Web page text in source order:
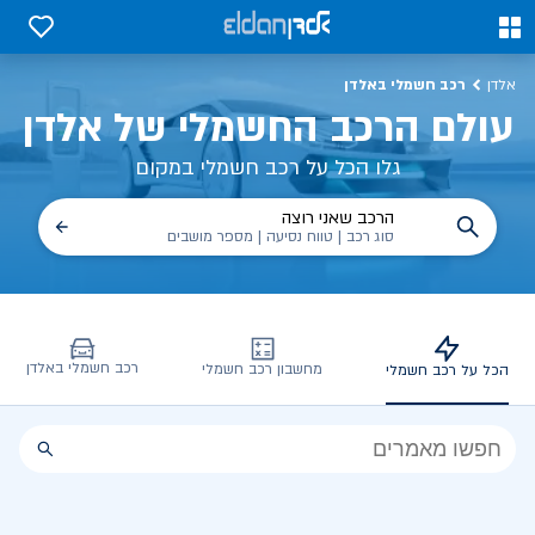
0
0
אלדן רכב חשמלי באלדן
עולם הרכב החשמלי של אלדן
גלו הכל על רכב חשמלי במקום
הרכב שאני רוצה
סוג רכב | טווח נסיעה | מספר מושבים
הכל על רכב חשמלי מחשבון רכב חשמלי רכב חשמלי באלדן
הכל
הכל על רכב חשמלי, שימושים, טכנולוגיה וכל מה שכדי לדעת | אלדן